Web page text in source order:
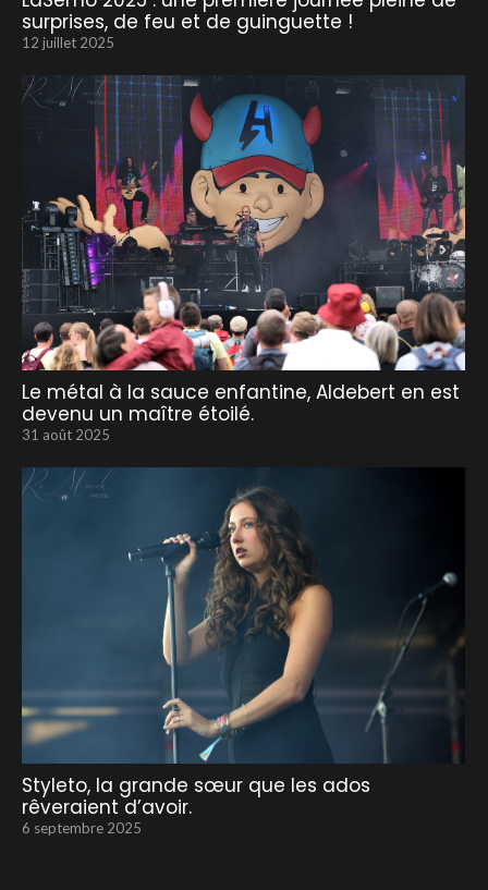
surprises, de feu et de guinguette !
12 juillet 2025
Le métal à la sauce enfantine, Aldebert en est
devenu un maître étoilé.
31 août 2025
Styleto, la grande sœur que les ados
rêveraient d’avoir.
6 septembre 2025